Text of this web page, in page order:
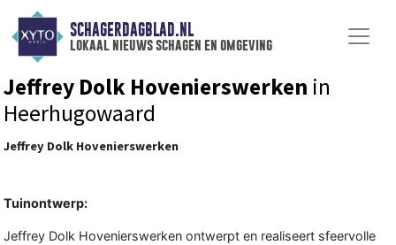
SCHAGERDAGBLAD.NL
lokaal nieuws schagen en omgeving
Jeffrey Dolk Hovenierswerken in
Heerhugowaard
Jeffrey Dolk Hovenierswerken
Tuinontwerp:
Jeffrey Dolk Hovenierswerken ontwerpt en realiseert sfeervolle